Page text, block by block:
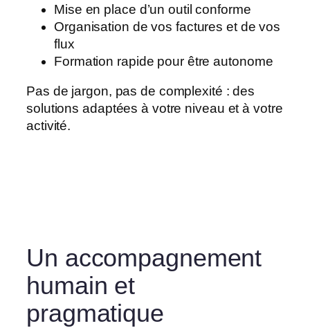
Mise en place d’un outil conforme
Organisation de vos factures et de vos
flux
Formation rapide pour être autonome
Pas de jargon, pas de complexité : des
solutions adaptées à votre niveau et à votre
activité.
Un accompagnement
humain et
pragmatique